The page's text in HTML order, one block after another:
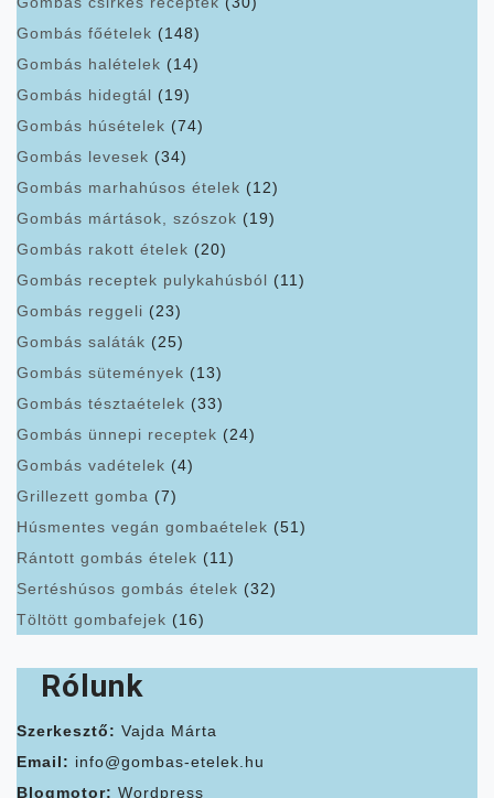
Gombás főételek (148)
Gombás halételek (14)
Gombás hidegtál (19)
Gombás húsételek (74)
Gombás levesek (34)
Gombás marhahúsos ételek (12)
Gombás mártások, szószok (19)
Gombás rakott ételek (20)
Gombás receptek pulykahúsból (11)
Gombás reggeli (23)
Gombás saláták (25)
Gombás sütemények (13)
Gombás tésztaételek (33)
Gombás ünnepi receptek (24)
Gombás vadételek (4)
Grillezett gomba (7)
Húsmentes vegán gombaételek (51)
Rántott gombás ételek (11)
Sertéshúsos gombás ételek (32)
Töltött gombafejek (16)
Rólunk
Szerkesztő: Vajda Márta
Email: info@gombas-etelek.hu
Blogmotor: Wordpress